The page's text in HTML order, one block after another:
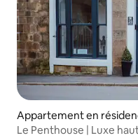
Appartement en
Le Penthouse | Luxe